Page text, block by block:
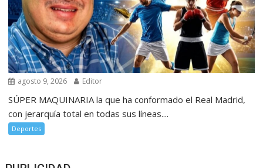
agosto 9, 2026 Editor
SÚPER MAQUINARIA la que ha conformado el Real Madrid,
con jerarquía total en todas sus líneas....
Deportes